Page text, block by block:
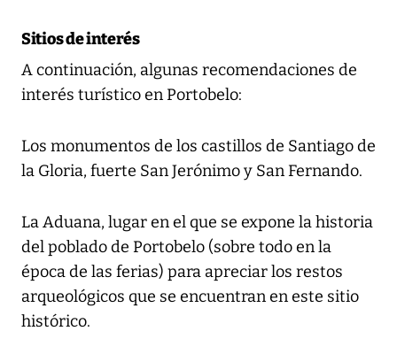
Sitios de interés
A continuación, algunas recomendaciones de
interés turístico en Portobelo:
Los monumentos de los castillos de Santiago de
la Gloria, fuerte San Jerónimo y San Fernando.
La Aduana, lugar en el que se expone la historia
del poblado de Portobelo (sobre todo en la
época de las ferias) para apreciar los restos
arqueológicos que se encuentran en este sitio
histórico.